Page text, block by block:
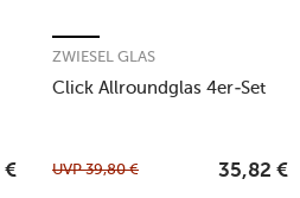
€
Click Allroundglas 4er-Set
ZWIESEL GLAS
UVP39,80 € 35,82 €